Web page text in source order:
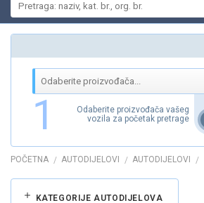
1
Odaberite proizvođača vašeg
vozila za početak pretrage
POČETNA / AUTODIJELOVI / AUTODIJELOVI /
KATEGORIJE AUTODIJELOVA